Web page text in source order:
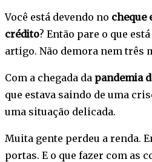
Você está devendo no cheque
crédito? Então pare o que
artigo. Não demora nem três
Com a chegada da pandemia
que estava saindo de uma
uma situação delicada.
Muita gente perdeu a renda.
portas. E o que fazer com as